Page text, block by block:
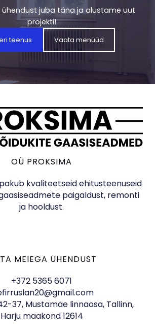
juba täna ja alustame uut
projekti!
teenus Vaata menüüd
OÜ PROKSIMA
pakub kvaliteetseid ehitusteenuseid
paigaldust, remonti
ja hooldust.
MEIEGA ÜHENDUST
+372 5365 6071
37, Mustamäe linnaosa, Tallinn,
Harju maakond 12614